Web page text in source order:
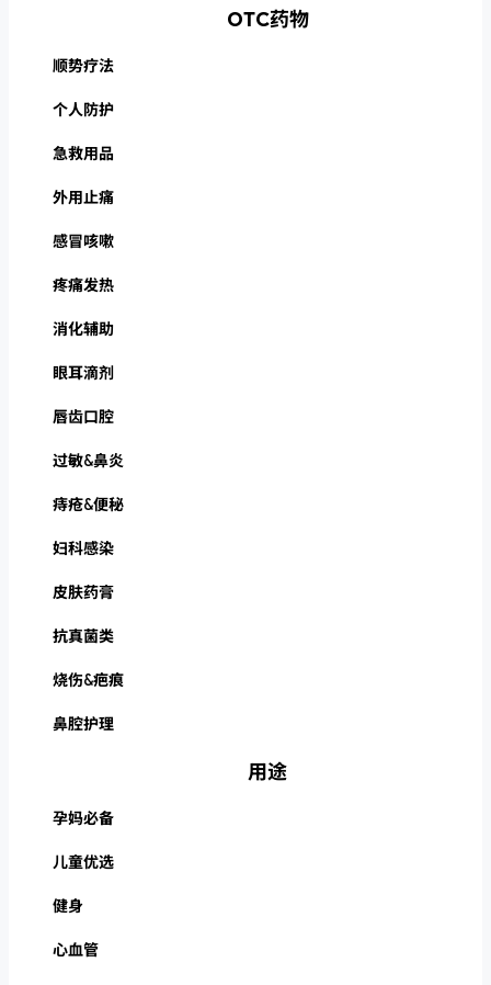
OTC药物
顺势疗法
个人防护
急救用品
外用止痛
感冒咳嗽
疼痛发热
消化辅助
眼耳滴剂
唇齿口腔
过敏&鼻炎
痔疮&便秘
妇科感染
皮肤药膏
抗真菌类
烧伤&疤痕
鼻腔护理
用途
孕妈必备
儿童优选
健身
心血管